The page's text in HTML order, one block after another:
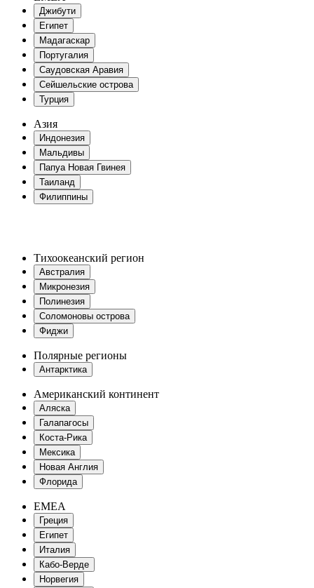
Джибути
Египет
Мадагаскар
Португалия
Саудовская Аравия
Сейшельские острова
Турция
Азия
Индонезия
Мальдивы
Папуа Новая Гвинея
Таиланд
Филиппины
Тихоокеанский регион
Австралия
Микронезия
Полинезия
Соломоновы острова
Фиджи
Полярные регионы
Антарктика
Американский континент
Аляска
Галапагосы
Коста-Рика
Мексика
Новая Англия
Флорида
EMEA
Греция
Египет
Италия
Кабо-Верде
Норвегия